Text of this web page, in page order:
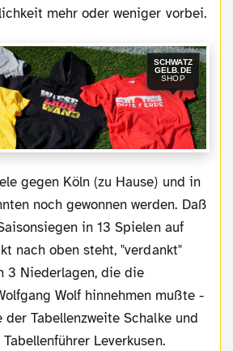
mehr oder weniger vorbei.
SCHWATZ
GELB.DE
SHOP
noch gewonnen werden. Daß
in 13 Spielen auf
nach oben steht, "verdankt"
3 Niederlagen, die die
Wolf hinnehmen mußte -
der Tabellenzweite Schalke und
Leverkusen.